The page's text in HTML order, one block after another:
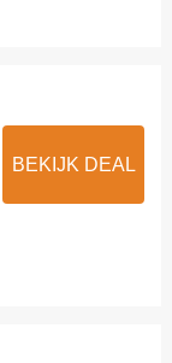
BEKIJK DEAL